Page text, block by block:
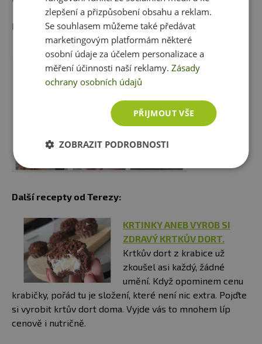
Dobrou chuť.
Další recepty od Terezy:
KRTINKY ANEB VYROB SI
ZDRAVÝ KRTKŮV DORT.
Krtkův dort z krabice už
zkoušel asi každý, žádné
umění. Když opominem cenu
krabičky, pořád tu je složení, které není nic extra. Pojďte
si vyrobit krtův dort doma. Vyjde vás to mnohem líp
cenově i nutričně.
zlepšení a přizpůsobení obsahu a reklam.
Se souhlasem můžeme také předávat
marketingovým platformám některé
osobní údaje za účelem personalizace a
měření účinnosti naší reklamy.Zásady
ochrany osobních údajů
PŘIJMOUT VŠE
ZOBRAZIT PODROBNOSTI